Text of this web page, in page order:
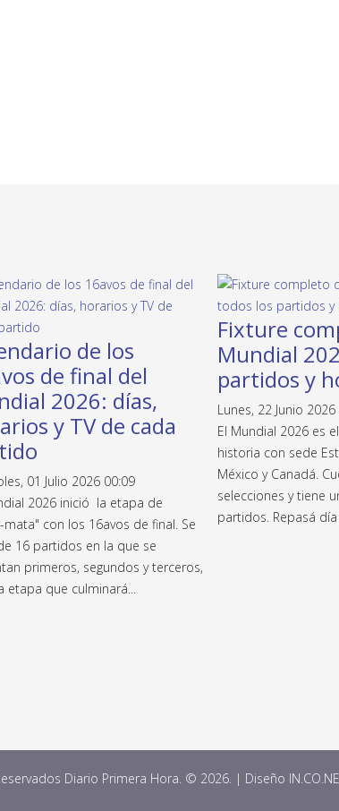
de los
de final del
2026: días,
y TV de cada
01 Julio 2026 00:09
2026 inició la etapa de
mata" con los 16avos de final. Se
16 partidos en la que se
primeros, segundos y terceros,
etapa que culminará...
Fixture
Mundial
partidos y
Lunes, 22 Junio 2026
El Mundial 2026 es
historia con sede
México y Canadá.
selecciones y tiene
partidos. Repasá
Diario Primera Hora. © 2026. | Diseño